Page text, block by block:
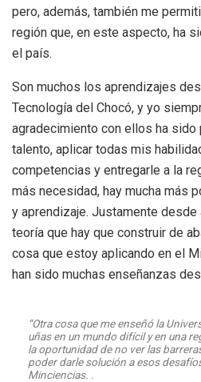
pero, además, también me
región que, en este aspecto, ha
el país.
Son muchos los aprendizajes
Tecnología del Chocó, y yo
agradecimiento con ellos ha
talento, aplicar todas mis
competencias y entregarle a la
más necesidad, hay mucha más
y aprendizaje. Justamente
teoría que hay que construir de
cosa que estoy aplicando en el
han sido muchas enseñanzas
“Otra cosa que me enseñó la
uñas en un mundo difícil y en una
la oportunidad de no ver las
poder darle solución a esos
Minciencias.